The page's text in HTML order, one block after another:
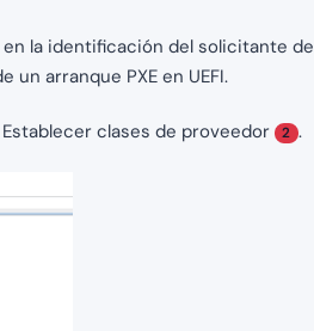
la identificación del solicitante de
arranque PXE en UEFI.
clases de proveedor 2 .